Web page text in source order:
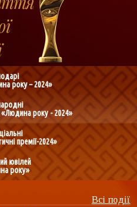
року – 2024»
«Людина року - 2024»
премії-2024»
ювілей
року»
Всі події